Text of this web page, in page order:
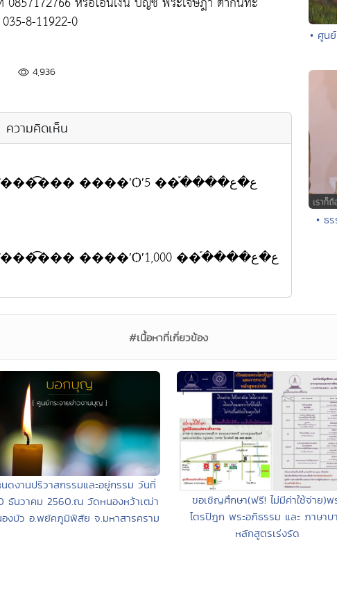
8-11922-0
4,936
ความคิดเห็น
• ศูน
• ธ
#เนื้อหาที่เกี่ยวข้อง
ดงานปริวาสกรรมและอยู่กรรม วันที่
ธันวาคม 2560.ณ วัดหนองหว้าเฒ่า
งบัว อ.พยัคภูมิพิสัย จ.มหาสารคราม
ขอเชิญศึกษา(ฟรี! ไม่มีค่าใช้จ่าย)พ
ไตรปิฎก พระอภิธรรม และ ภาษาบ
หลักสูตรเร่งรัด